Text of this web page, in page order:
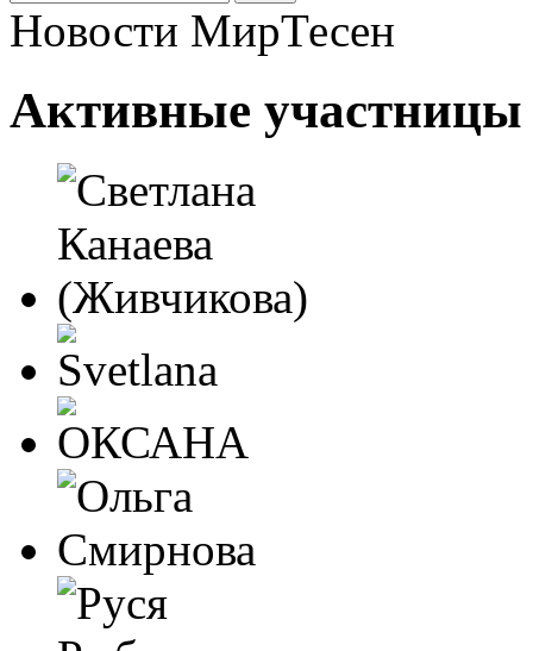
Новости МирТесен
Активные участницы